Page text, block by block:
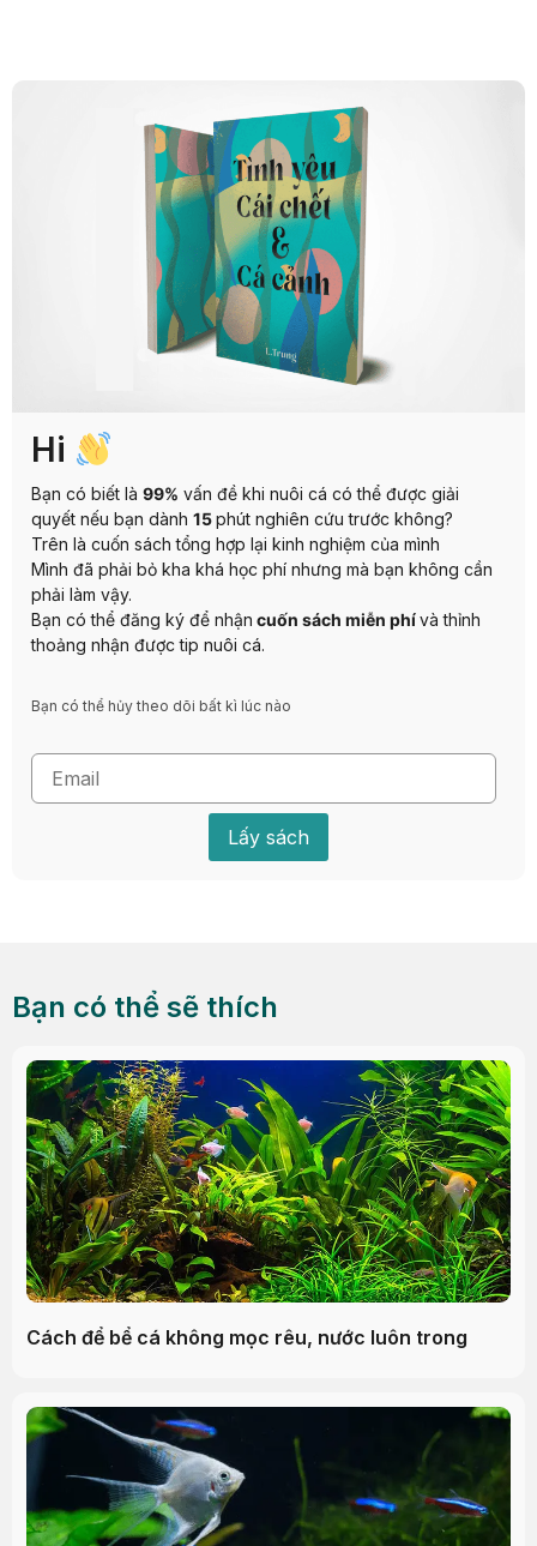
Hi
Bạn có biết là 99% vấn đề khi nuôi cá có thể được giải
quyết nếu bạn dành 15phút nghiên cứu trước không?
Trên là cuốn sách tổng hợp lại kinh nghiệm của mình
Mình đã phải bỏ kha khá học phí nhưng mà bạn không cần
phải làm vậy.
Bạn có thể đăng ký để nhận cuốn sách miễn phívà thỉnh
thoảng nhận được tip nuôi cá.
Bạn có thể hủy theo dõi bất kì lúc nào
Lấy sách
Bạn có thể sẽ thích
Cách để bể cá không mọc rêu, nước luôn trong